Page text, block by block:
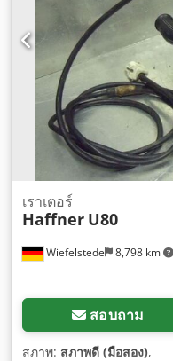
Wiefelstede 8,798 km
เราเตอร์
Haffner U80
สอบถาม
สภาพ: สภาพดี (มือสอง),